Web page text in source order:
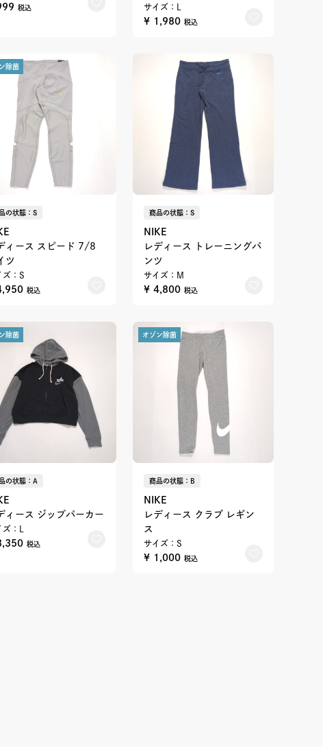
税込 サイズ：L
¥ 1,980 税込
除菌
の状態：S
ィース スピード 7/8
ツ
ズ：S
税込
商品の状態：S
NIKE
レディース トレーニングパ
ンツ
サイズ：M
¥ 4,800 税込
除菌
の状態：A
ィース ジップパーカー
：L
税込
オゾン除菌
商品の状態：B
NIKE
レディース クラブ レギン
ス
サイズ：S
¥ 1,000 税込